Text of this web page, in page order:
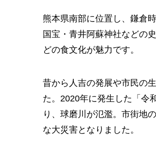
熊本県南部に位置し、鎌倉
国宝・青井阿蘇神社などの
どの食文化が魅力です。
昔から人吉の発展や市民の
た。2020年に発生した「令
り、球磨川が氾濫。市街地
な大災害となりました。